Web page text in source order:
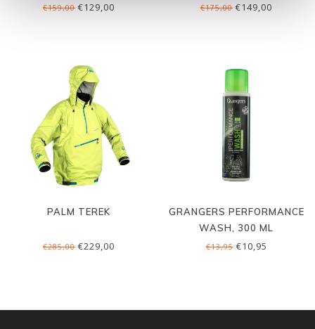
€159,00 €129,00 €175,00 €149,00
PALM TEREK
€285,00 €229,00
GRANGERS PERFORMANCE
WASH, 300 ML
€13,95€10,95